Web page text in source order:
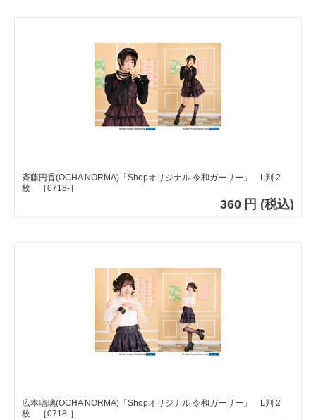
斉藤円香(OCHA NORMA)「Shopオリジナル 令和ガーリー」 L判 2
枚 ［0718-］
360 円 (税込)
広本瑠璃(OCHA NORMA)「Shopオリジナル 令和ガーリー」 L判 2
枚 ［0718-］